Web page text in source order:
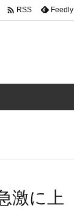
 RSS Feedly
激に上